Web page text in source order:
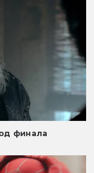
финала